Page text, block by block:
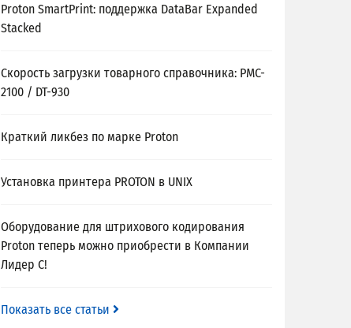
Proton SmartPrint: поддержка DataBar Expanded
Stacked
Скорость загрузки товарного справочника: PMC-
2100 / DT-930
Краткий ликбез по марке Proton
Установка принтера PROTON в UNIX
Оборудование для штрихового кодирования
Proton теперь можно приобрести в Компании
Лидер С!
Показать все статьи